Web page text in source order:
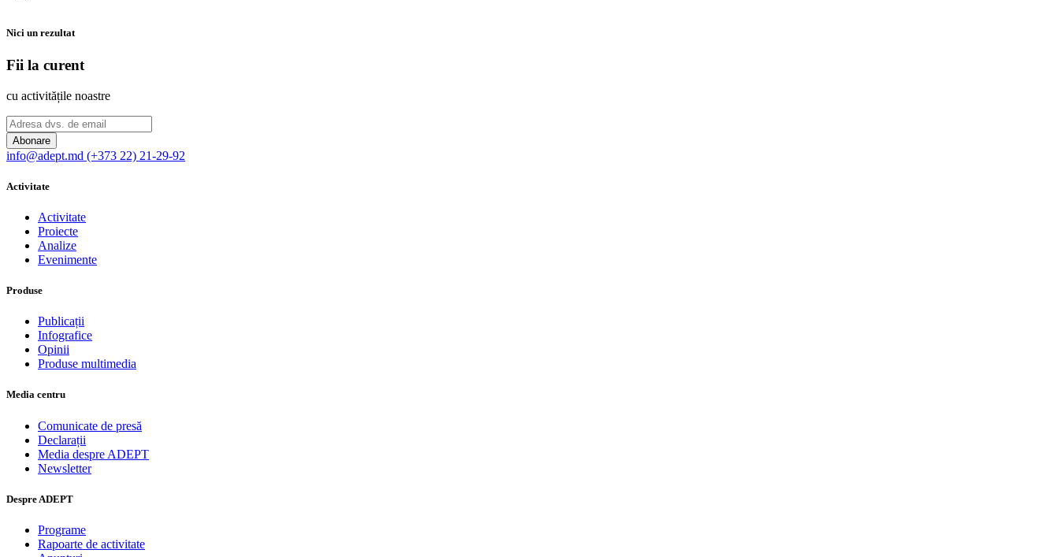
Nici un rezultat
Fii la curent
cu activitățile noastre
Abonare
info@adept.md (+373 22) 21-29-92
Activitate
Activitate
Proiecte
Analize
Evenimente
Produse
Publicații
Infografice
Opinii
Produse multimedia
Media centru
Comunicate de presă
Declarații
Media despre ADEPT
Newsletter
Despre ADEPT
Programe
Rapoarte de activitate